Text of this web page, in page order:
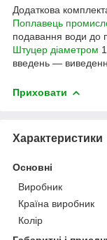
Додаткова
Поплавець
подавання води до
Штуцер діаметром
введень —
Приховати
Характеристики
Основні
Виробник
Країна виробник
Колір